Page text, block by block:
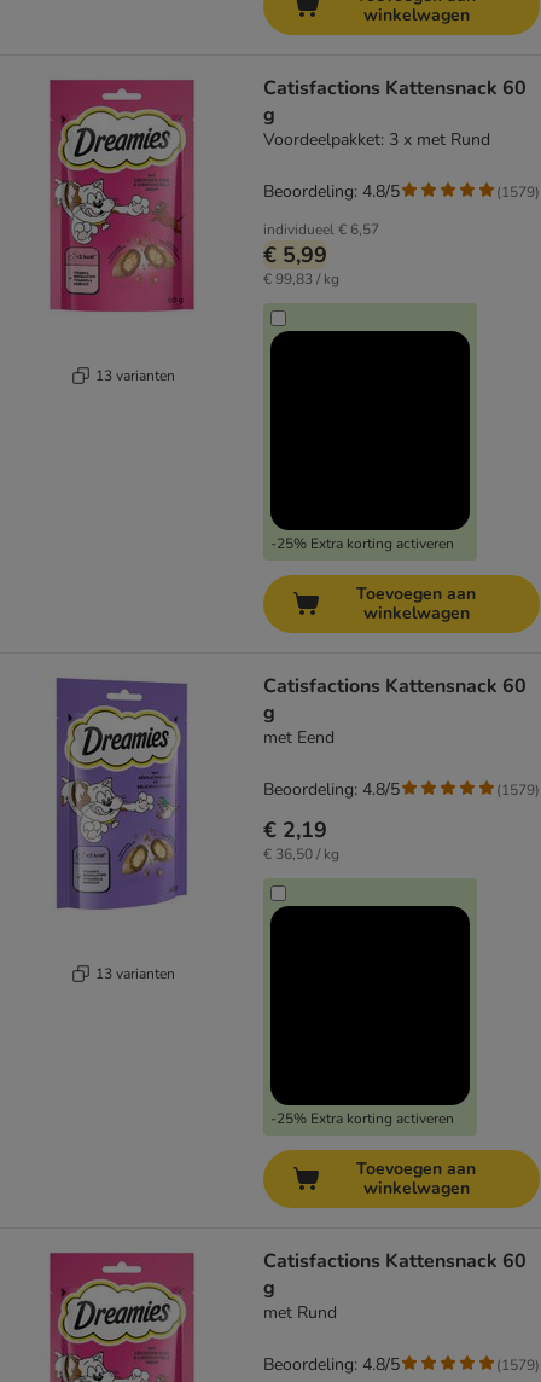
winkelwagen
13 varianten
Catisfactions Kattensnack 60
g
Voordeelpakket: 3 x met Rund
individueel€ 6,57
€ 5,99
€ 99,83 / kg
-25% Extra korting activeren
Beoordeling: 4.8/5 (1579)
Toevoegen aan
winkelwagen
13 varianten
Catisfactions Kattensnack 60
g
met Eend
€ 2,19
€ 36,50 / kg
-25% Extra korting activeren
Beoordeling: 4.8/5 (1579)
Toevoegen aan
winkelwagen
Catisfactions Kattensnack 60
g
met Rund
Beoordeling: 4.8/5 (1579)